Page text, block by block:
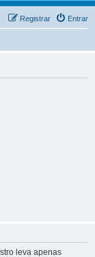
Entrar
Registrar
leva apenas